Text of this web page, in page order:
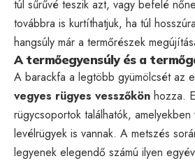
túl sűrűvé teszik azt, vagy befelé
továbbra is kurtíthatjuk, ha túl
hangsúly már a termőrészek
A termőegyensúly és a
A barackfa a legtöbb gyümölcsét az
vegyes rügyes vesszőkön hozza.
rügycsoportok találhatók,
levélrügyek is vannak. A metszés
legyenek elegendő számú ilyen